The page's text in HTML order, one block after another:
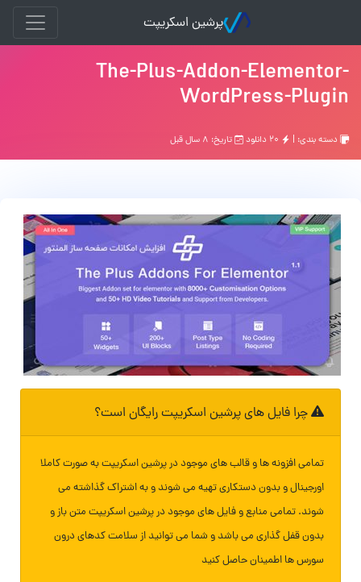
پرشین اسکریپت
The-Plus-Addon-Elementor-
WordPress-Plugin
دسته بندی: | تاریخ: ۸ سال قبل
چرا فایل های پرشین اسکریپت رایگان است؟
تمامی افزونه ها و قالب های موجود در پرشین اسکریپت به صورت کاملا
اورجینال و بدون دستکاری تهیه می شوند و به اشتراک گذاشته می
شوند. تمامی منابع و فایل های موجود در پرشین اسکریپت متن باز و
بدون قفل گذاری می باشد و شما می توانید از سلامت کدهای درون
سورس ها اطمینان حاصل کنید